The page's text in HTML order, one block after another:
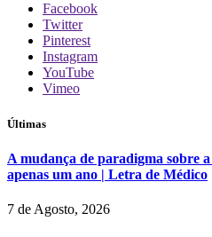
Facebook
Twitter
Pinterest
Instagram
YouTube
Vimeo
Últimas
A mudança de paradigma sobre
apenas um ano | Letra de Médico
7 de Agosto, 2026